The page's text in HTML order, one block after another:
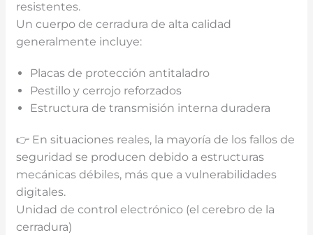
resistentes.
Un cuerpo de cerradura de alta calidad
generalmente incluye:
Placas de protección antitaladro
Pestillo y cerrojo reforzados
Estructura de transmisión interna duradera
👉 En situaciones reales, la mayoría de los fallos de
seguridad se producen debido a estructuras
mecánicas débiles, más que a vulnerabilidades
digitales.
Unidad de control electrónico (el cerebro de la
cerradura)